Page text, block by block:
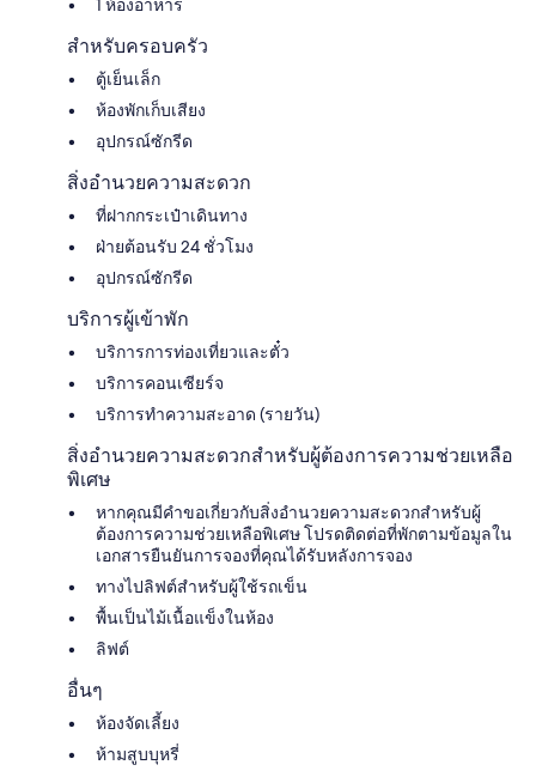
1 ห้องอาหาร
สำหรับครอบครัว
ตู้เย็นเล็ก
ห้องพักเก็บเสียง
อุปกรณ์ซักรีด
สิ่งอำนวยความสะดวก
ที่ฝากกระเป๋าเดินทาง
ฝ่ายต้อนรับ 24 ชั่วโมง
อุปกรณ์ซักรีด
บริการผู้เข้าพัก
บริการการท่องเที่ยวและตั๋ว
บริการคอนเซียร์จ
บริการทำความสะอาด (รายวัน)
สิ่งอำนวยความสะดวกสำหรับผู้ต้องการความช่วยเหลือ
พิเศษ
หากคุณมีคำขอเกี่ยวกับสิ่งอำนวยความสะดวกสำหรับผู้
ต้องการความช่วยเหลือพิเศษ โปรดติดต่อที่พักตามข้อมูลใน
เอกสารยืนยันการจองที่คุณได้รับหลังการจอง
ทางไปลิฟต์สำหรับผู้ใช้รถเข็น
พื้นเป็นไม้เนื้อแข็งในห้อง
ลิฟต์
อื่นๆ
ห้องจัดเลี้ยง
ห้ามสูบบุหรี่